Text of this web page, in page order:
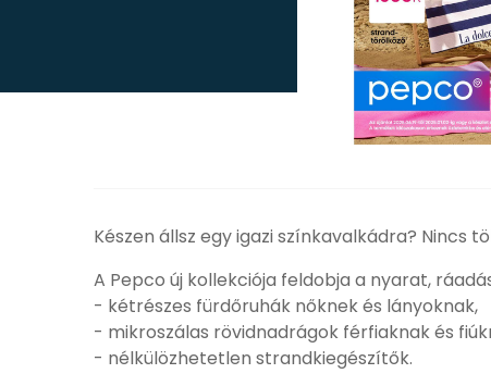
Készen állsz egy igazi színkavalkádra? Nincs
A Pepco új kollekciója feldobja a nyarat,
- kétrészes fürdőruhák nőknek és lányoknak,
- mikroszálas rövidnadrágok férfiaknak és
- nélkülözhetetlen strandkiegészítők.